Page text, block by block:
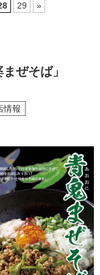
29 »
ぜそば」
情報